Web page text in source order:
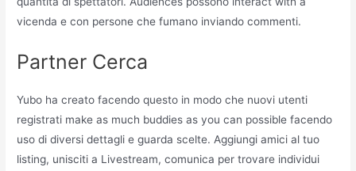
vicenda e con persone che fumano inviando commenti.
Partner Cerca
Yubo ha creato facendo questo in modo che nuovi utenti
registrati make as much buddies as you can possible facendo
uso di diversi dettagli e guarda scelte. Aggiungi amici al tuo
listing, ​​unisciti a Livestream, comunica per trovare individui